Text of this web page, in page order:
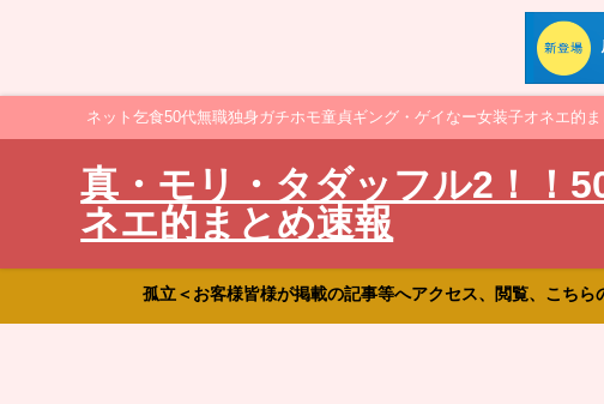
ネット乞食50代無職独身ガチホモ童貞ギング・ゲイなー女装子オネエ的
真・モリ・タダッフル2！！
ネエ的まとめ速報
孤立＜お客様皆様が掲載の記事等へアクセス、閲覧、こち